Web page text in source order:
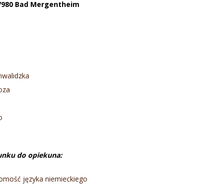
Bad Mergentheim
do opiekuna:
języka niemieckiego